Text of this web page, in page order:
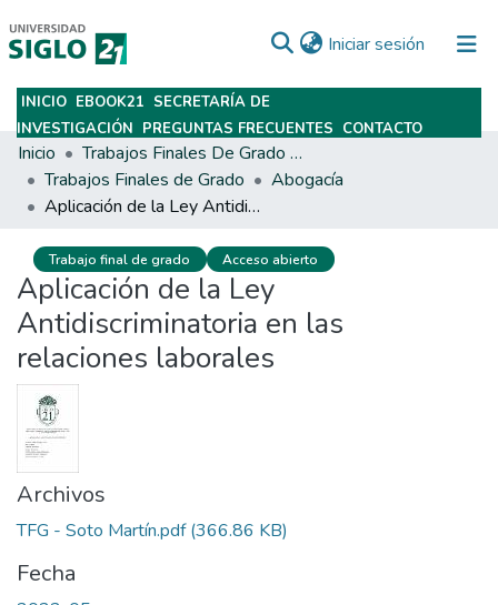
Iniciar sesión (current)
Subir
INICIO EBOOK21 SECRETARÍA DE
INVESTIGACIÓN PREGUNTAS FRECUENTES CONTACTO
Inicio
Trabajos Finales De Grado Y Posgrado
Trabajos Finales de Grado
Abogacía
Aplicación de la Ley Antidiscriminatoria en las relaciones laborales
Trabajo final de grado Acceso abierto
Aplicación de la Ley
Antidiscriminatoria en las
relaciones laborales
Archivos
TFG - Soto Martín.pdf(366.86 KB)
Fecha